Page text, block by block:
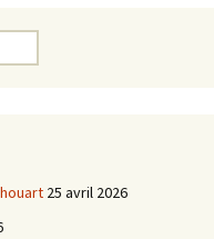
25 avril 2026